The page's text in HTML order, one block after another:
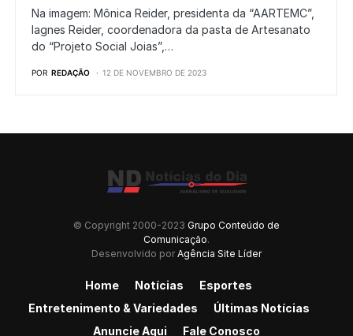
Na imagem: Mônica Reider, presidenta da “AARTEMC”,
Iagnes Reider, coordenadora da pasta de Artesanato
do “Projeto Social Joias”,…
POR REDAÇÃO 12 DE NOVEMBRO DE 2023
© Copyright 2000-2023 Grupo Conteúdo de
Comunicação.
Desenvolvido por Agência Site Líder
Home Notícias
Esportes
Entretenimento & Variedades
Últimas Notícias
Anuncie Aqui
Fale Conosco